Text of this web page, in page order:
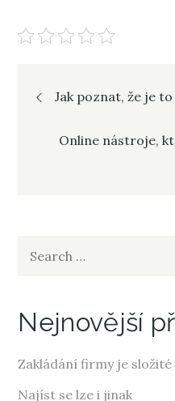
Navigace
pro
Jak poznat, že je
Online nástroje,
Nejnovější
Zakládání firmy je složité
Najíst se lze i jinak